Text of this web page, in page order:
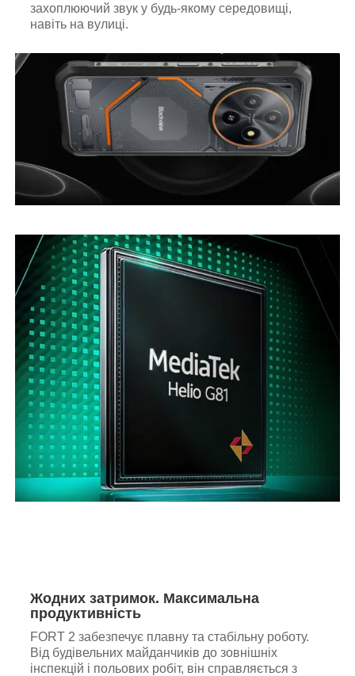
захоплюючий звук у будь-якому середовищі,
навіть на вулиці.
Жодних затримок. Максимальна
продуктивність
FORT 2 забезпечує плавну та стабільну роботу.
Від будівельних майданчиків до зовнішніх
інспекцій і польових робіт, він справляється з